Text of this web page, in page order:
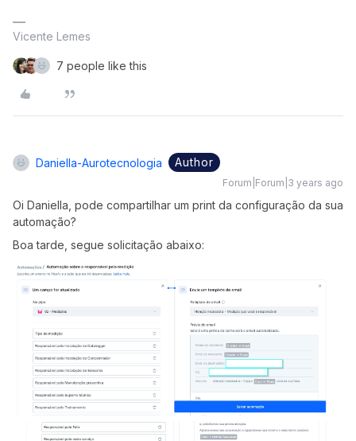
Vicente Lemes
7 people like this
Daniella-Aurotecnologia Author
Forum|Forum|3 years ago
Oi Daniella, pode compartilhar um print da configuração da sua
automação?
Boa tarde, segue solicitação abaixo: